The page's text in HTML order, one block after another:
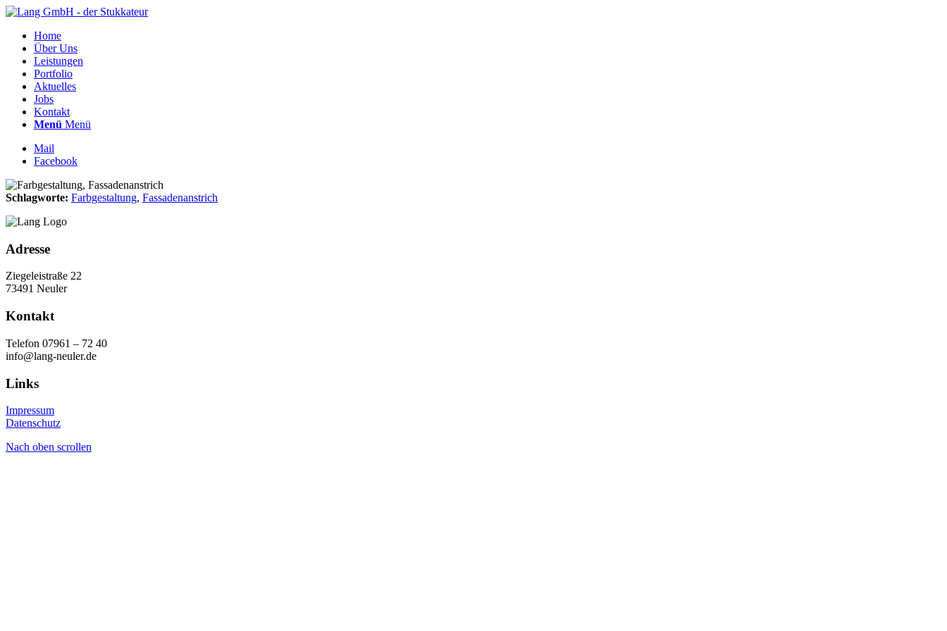
Home
Über Uns
Leistungen
Portfolio
Aktuelles
Jobs
Kontakt
Menü Menü
Mail
Facebook
Schlagworte: Farbgestaltung, Fassadenanstrich
Adresse
Ziegeleistraße 22
73491 Neuler
Kontakt
Telefon 07961 – 72 40
info@lang-neuler.de
Links
Impressum
Datenschutz
Nach oben scrollen